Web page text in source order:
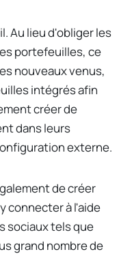
Au lieu d'obliger les
portefeuilles, ce
nouveaux venus,
intégrés afin
créer de
dans leurs
externe.
de créer
connecter à l'aide
sociaux tels que
grand nombre de